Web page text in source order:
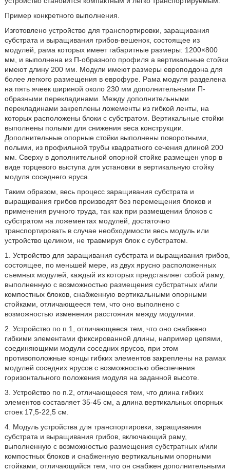
Пример конкретного выполнения.
Изготовлено устройство для транспортировки, заращивания
субстрата и выращивания грибов-вешенок, состоящее из
модулей, рама которых имеет габаритные размеры: 1200×800
мм, и выполнена из П-образного профиля а вертикальные стойки
имеют длину 200 мм. Модули имеют размеры европоддона для
более легкого размещения в еврофуре. Рама модуля разделена
на пять ячеек шириной около 230 мм дополнительными П-
образными перекладинами. Между дополнительными
перекладинами закреплены ложементы из гибкой ленты, на
которых расположены блоки с субстратом. Вертикальные стойки
выполнены полыми для снижения веса конструкции.
Дополнительные опорные стойки выполнены поворотными,
полыми, из профильной трубы квадратного сечения длиной 200
мм. Сверху в дополнительной опорной стойке размещен упор в
виде торцевого выступа для установки в вертикальную стойку
модуля соседнего яруса.
Таким образом, весь процесс заращивания субстрата и
выращивания грибов производят без перемещения блоков и
применения ручного труда, так как при размещении блоков с
субстратом на ложементах модулей, достаточно
транспортировать в случае необходимости весь модуль или
устройство целиком, не травмируя блок с субстратом.
1. Устройство для заращивания субстрата и выращивания грибов,
состоящее, по меньшей мере, из двух ярусно расположенных
съемных модулей, каждый из которых представляет собой раму,
выполненную с возможностью размещения субстратных и/или
компостных блоков, снабженную вертикальными опорными
стойками, отличающееся тем, что оно выполнено с
возможностью изменения расстояния между модулями.
2. Устройство по п.1, отличающееся тем, что оно снабжено
гибкими элементами фиксированной длины, например цепями,
соединяющими модули соседних ярусов, при этом
противоположные концы гибких элементов закреплены на рамах
модулей соседних ярусов с возможностью обеспечения
горизонтального положения модуля на заданной высоте.
3. Устройство по п.2, отличающееся тем, что длина гибких
элементов составляет 35-45 см, а длина вертикальных опорных
стоек 17,5-22,5 см.
4. Модуль устройства для транспортировки, заращивания
субстрата и выращивания грибов, включающий раму,
выполненную с возможностью размещения субстратных и/или
компостных блоков и снабженную вертикальными опорными
стойками, отличающийся тем, что он снабжен дополнительными